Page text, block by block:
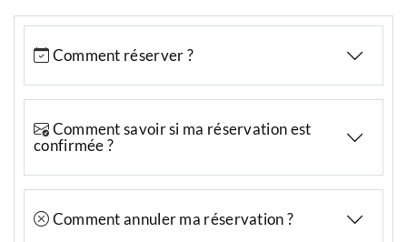
Comment réserver ?
confirmée ?
Comment annuler ma réservation ?